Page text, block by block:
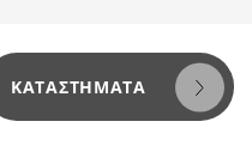
ΚΑΤΑΣΤΉΜΑΤΑ